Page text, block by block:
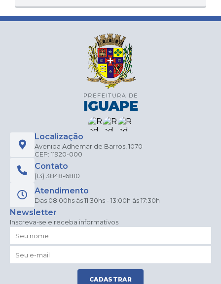
Localização
Avenida Adhemar de Barros, 1070
CEP: 11920-000
Contato
(13) 3848-6810
Atendimento
Das 08:00hs às 11:30hs - 13:00h às 17:30h
Newsletter
Inscreva-se e receba informativos
CADASTRAR